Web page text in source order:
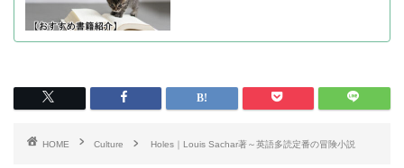
HOME Culture Holes｜Louis Sachar著～英語多読定番の冒険小説